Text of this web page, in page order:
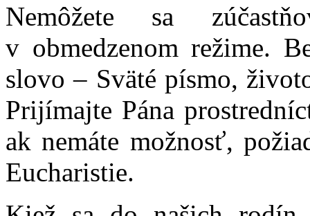
Nemôžete sa
v obmedzenom režime.
slovo – Sväté písmo,
Prijímajte Pána
ak nemáte možnosť,
Eucharistie.